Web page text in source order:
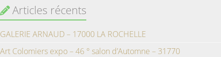
Articles récents
GALERIE ARNAUD – 17000 LA ROCHELLE
Art Colomiers expo – 46 ° salon d’Automne – 31770